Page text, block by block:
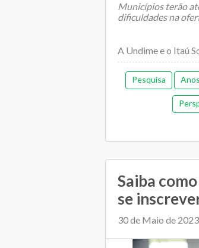
Municípios terão
dificuldades na
A Undime e o Itaú
Pesquisa
Saiba
se
30 de Maio de